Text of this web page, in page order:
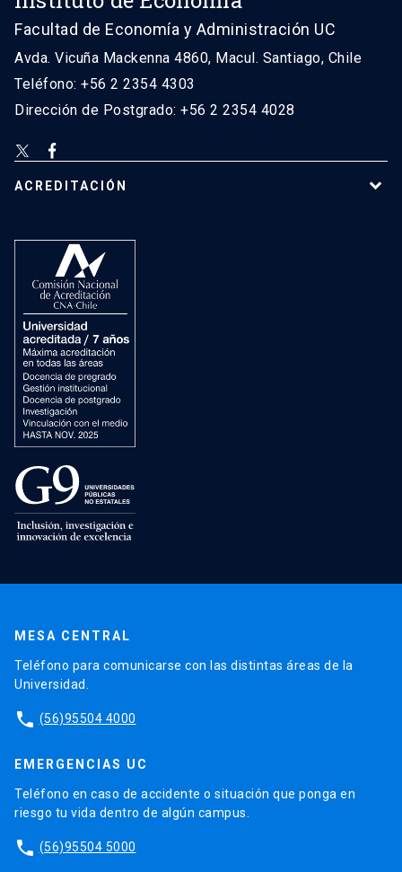
Facultad de Economía y Administración UC
Avda. Vicuña Mackenna 4860, Macul. Santiago, Chile
Teléfono: +56 2 2354 4303
Dirección de Postgrado: +56 2 2354 4028
ACREDITACIÓN
MESA CENTRAL
Teléfono para comunicarse con las distintas áreas de la
Universidad.
phone (56)95504 4000
EMERGENCIAS UC
Teléfono en caso de accidente o situación que ponga en
riesgo tu vida dentro de algún campus.
phone (56)95504 5000